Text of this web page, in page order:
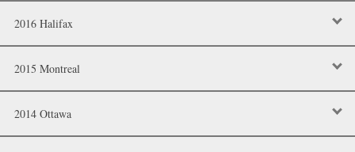
2016 Halifax
2015 Montreal
2014 Ottawa